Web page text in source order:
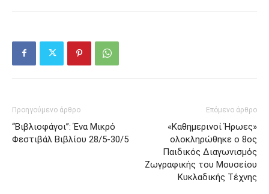
Προηγούμενο άρθρο
“Βιβλιοφάγοι”: Ένα Μικρό
Φεστιβάλ Βιβλίου 28/5-30/5
Επόμενο άρθρο
«Καθημερινοί Ήρωες»
ολοκληρώθηκε ο 8ος
Παιδικός Διαγωνισμός
Ζωγραφικής του Μουσείου
Κυκλαδικής Τέχνης